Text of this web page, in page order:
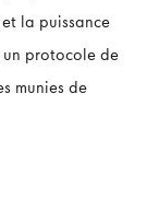
la puissance
protocole de
munies de